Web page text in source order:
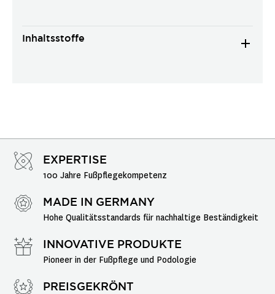
Inhaltsstoffe
EXPERTISE
100 Jahre Fußpflegekompetenz
MADE IN GERMANY
Hohe Qualitätsstandards für nachhaltige Beständigkeit
INNOVATIVE PRODUKTE
Pioneer in der Fußpflege und Podologie
PREISGEKRÖNT